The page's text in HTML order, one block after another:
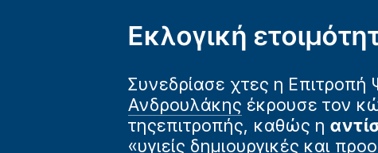
Εκλογική
Συνεδρίασε χτες η Επιτροπή
Ανδρουλάκης έκρουσε τον
τηςεπιτροπής, καθώς η
«υγιείς δημιουργικές και